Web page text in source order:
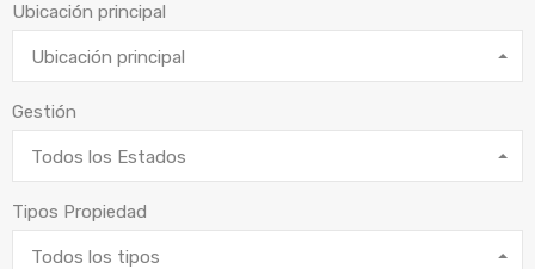
Ubicación principal
Ubicación principal
Gestión
Todos los Estados
Tipos Propiedad
Todos los tipos